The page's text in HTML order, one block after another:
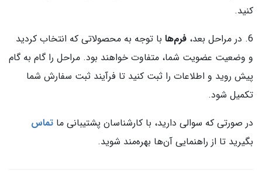
کنید.
6. در مراحل بعد،
فرم‌ها با توجه به محصولاتی که انتخاب کردید
و وضعیت عضویت شما، متفاوت خواهند بود. مراحل را گام به گام
پیش روید و اطلاعات را ثبت کنید تا فرآیند ثبت سفارش شما
تکمیل شود.
در صورتی که سوالی دارید، با کارشناسان پشتیبانی ما تماس
بگیرید تا از راهنمایی آن‌ها بهره‌مند شوید.